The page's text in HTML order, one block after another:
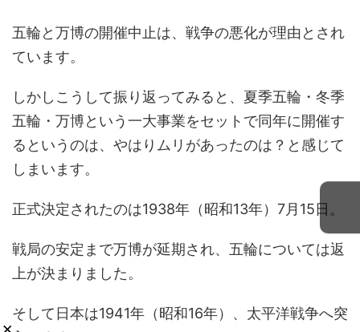
五輪と万博の開催中止は、戦争の悪化が理由とされ
ています。
しかしこうして振り返ってみると、夏季五輪・冬季
五輪・万博という一大事業をセットで同年に開催す
るというのは、やはりムリがあったのは？と感じて
しまいます。
正式決定されたのは1938年（昭和13年）7月15日。
戦局の安定まで万博が延期され、五輪については返
上が決まりました。
そして日本は1941年（昭和16年）、太平洋戦争へ突